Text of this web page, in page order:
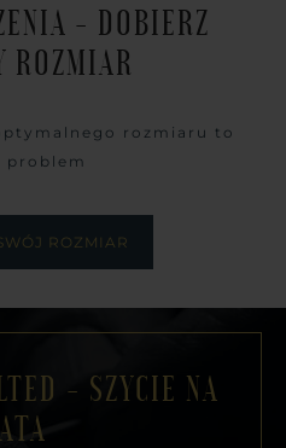
- DOBIERZ
ROZMIAR
rozmiaru to
problem
ROZMIAR
- SZYCIE NA